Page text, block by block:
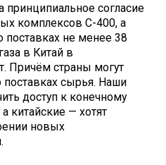
принципиальное согласие
комплексов С-400, а
поставках не менее 38
в Китай в
Причём страны могут
поставках сырья. Наши
доступ к конечному
китайские — хотят
новых